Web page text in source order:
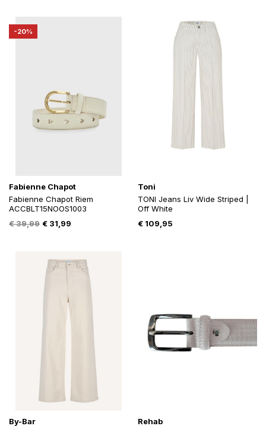
€ 59,95.€ 42,95.
-20%
Fabienne Chapot
Fabienne Chapot Riem
ACCBLT15NOOS1003
€39,99 Oorspronkelijke
€ 39,99.
€ 31,99
€ 31,99.
Toni
TONI Jeans Liv Wide Striped |
Off White
€109,95
By-Bar
Rehab